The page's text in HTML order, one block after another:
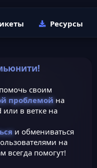
Ресурсы
своим
проблемойна
или в ветке на
и обмениваться
на
всегда помогут!